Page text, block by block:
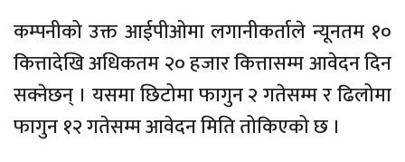
कम्पनीको उक्त आईपीओमा लगानीकर्ताले न्यूनतम १०
कित्तादेखि अधिकतम २० हजार कित्तासम्म आवेदन दिन
सक्नेछन् । यसमा छिटोमा फागुन २ गतेसम्म र ढिलोमा
फागुन १२ गतेसम्म आवेदन मिति तोकिएको छ ।